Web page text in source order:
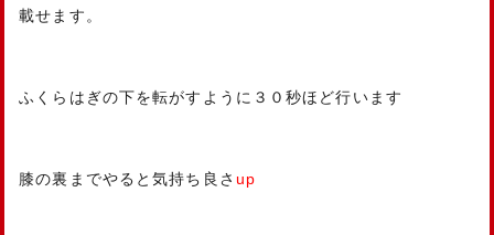
載せます。
ふくらはぎの下を転がすように３０秒ほど行います
膝の裏までやると気持ち良さ up